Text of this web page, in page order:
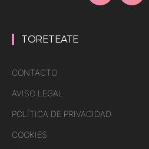
TORETEATE
CONTACTO
AVISO LEGAL
POLÍTICA DE PRIVACIDAD
COOKIES